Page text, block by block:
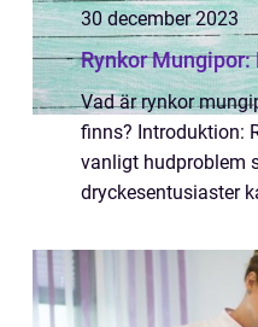
30 december 2023
Rynkor Mungipor:
Vad är rynkor
finns? Introduktion:
vanligt hudproblem
dryckesentusiaster
påverka ens